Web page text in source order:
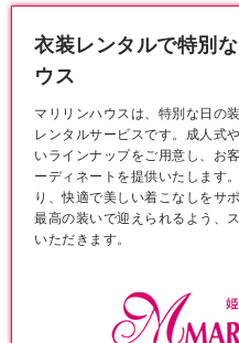
衣装レンタルで特別
ウス
マリリンハウスは、特別な日の
レンタルサービスです。成人式
いラインナップをご用意し、お
ーディネートを提供いたします
り、快適で美しい着こなしをサ
最高の装いで迎えられるよう、
いただきます。